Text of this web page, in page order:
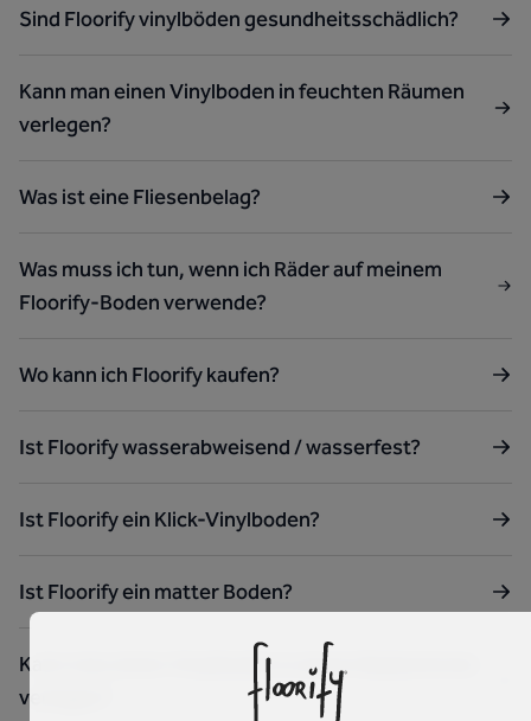
Sind Floorify vinylböden gesundheitsschädlich?
Kann man einen Vinylboden in feuchten Räumen
verlegen?
Was ist eine Fliesenbelag?
Was muss ich tun, wenn ich Räder auf meinem
Floorify-Boden verwende?
Wo kann ich Floorify kaufen?
Ist Floorify wasserabweisend / wasserfest?
Ist Floorify ein Klick-Vinylboden?
Ist Floorify ein matter Boden?
Kann man einen Vinylboden in einem Badezimmer
verlegen?